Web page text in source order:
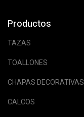
Productos
TAZAS
TOALLONES
CHAPAS DECORATIVAS
CALCOS